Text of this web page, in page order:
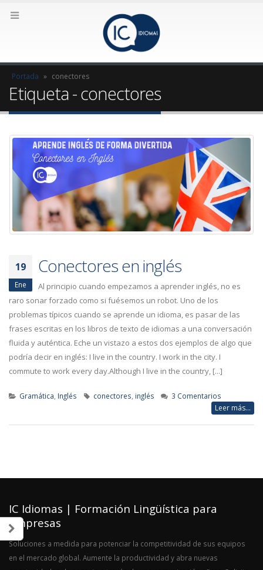
Portada » conectores
Etiqueta - conectores
19
Ene
Conectores en inglés
Al principio cuando empezamos a aprender inglés, no es
raro sonar forzado como si fuésemos un robot. Uno de los
problemas típicos cuando se aprende un idioma, es pasar de las
frases escritas en los libros de texto de idiomas a una conversación
fluida y auténtica. Eche un vistazo a estos dos ejemplos de algo que
podría decir en inglés: I live in the country. I work in the city. I
commute to work every day.Although I live in the country, [...]
Gramática Inglés conectores inglés 3 Comentarios
Leer más...
IC Idiomas | Formación Lingüística para
Empresas
Soluciones a medida para potenciar la competitividad de sus equipos
en el mercado global. Aumente la productividad y abra nuevas